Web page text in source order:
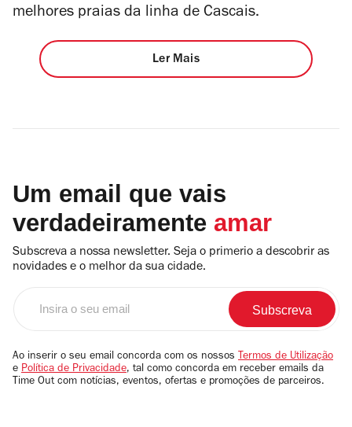
melhores praias da linha de Cascais.
Ler Mais
Um email que vais
verdadeiramente amar
Subscreva a nossa newsletter. Seja o primerio a descobrir as
novidades e o melhor da sua cidade.
email
Ao inserir o seu email concorda com os nossos Termos de Utilização
e Política de Privacidade, tal como concorda em receber emails da
Time Out com notícias, eventos, ofertas e promoções de parceiros.